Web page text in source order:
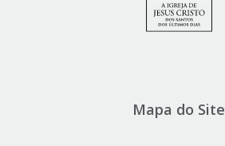
Mapa do Site